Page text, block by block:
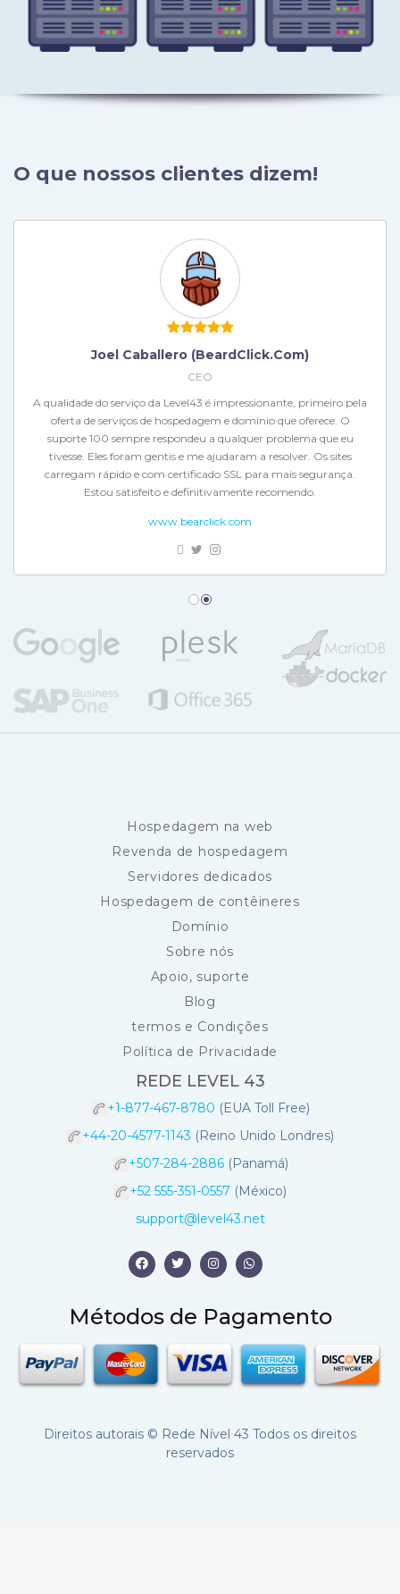
O que nossos clientes dizem!
Héctor Berbey (bongoutdoors.com)
CEO
Excelente serviço e tem o grande benefício do posicionamento na
web, dando-nos a oportunidade de sermos os primeiros a
desenvolver este tipo de negócio, com facilidade para chegar a
mais clientes, de forma mais eficiente e fiável para os nossos
utilizadores.
bongoutdoors.com
Joel Caballero (BeardClick.com)
CEO
A qualidade do serviço da Level43 é impressionante, primeiro pela
oferta de serviços de hospedagem e domínio que oferece. O
suporte 100 sempre respondeu a qualquer problema que eu
tivesse. Eles foram gentis e me ajudaram a resolver. Os sites
carregam rápido e com certificado SSL para mais segurança.
Estou satisfeito e definitivamente recomendo.
www.bearclick.com
Hospedagem na web
Revenda de hospedagem
Servidores dedicados
Hospedagem de contêineres
Domínio
Sobre nós
Apoio, suporte
Blog
termos e Condições
Política de Privacidade
REDE LEVEL 43
+1-877-467-8780 (EUA Toll Free)
+44-20-4577-1143 (Reino Unido Londres)
+507-284-2886 (Panamá)
+52 555-351-0557 (México)
support@level43.net
Métodos de Pagamento
Direitos autorais © Rede Nível 43 Todos os direitos
reservados